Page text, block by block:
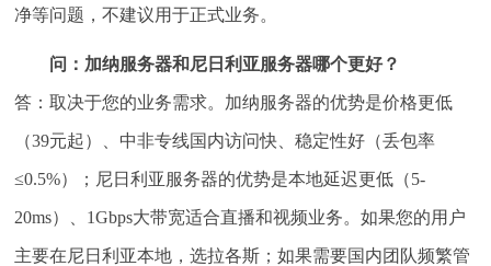
净等问题，不建议用于正式业务。
问：加纳服务器和尼日利亚服务器哪个更好？
答：取决于您的业务需求。加纳服务器的优势是价格更低
（39元起）、中非专线国内访问快、稳定性好（丢包率
≤0.5%）；尼日利亚服务器的优势是本地延迟更低（5-
20ms）、1Gbps大带宽适合直播和视频业务。如果您的用户
主要在尼日利亚本地，选拉各斯；如果需要国内团队频繁管